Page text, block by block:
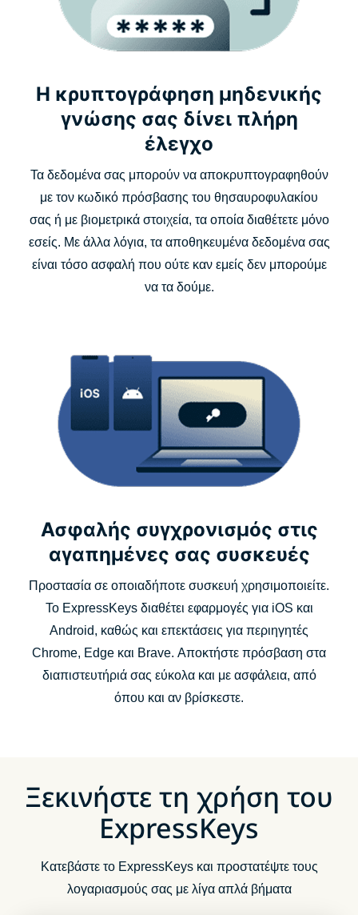
Η κρυπτογράφηση μηδενικής
γνώσης σας δίνει πλήρη
έλεγχο
Τα δεδομένα σας μπορούν να αποκρυπτογραφηθούν
με τον κωδικό πρόσβασης του θησαυροφυλακίου
σας ή με βιομετρικά στοιχεία, τα οποία διαθέτετε μόνο
εσείς. Με άλλα λόγια, τα αποθηκευμένα δεδομένα σας
είναι τόσο ασφαλή που ούτε καν εμείς δεν μπορούμε
να τα δούμε.
Ασφαλής συγχρονισμός στις
αγαπημένες σας συσκευές
Προστασία σε οποιαδήποτε συσκευή χρησιμοποιείτε.
Το ExpressKeys διαθέτει εφαρμογές για iOS και
Android, καθώς και επεκτάσεις για περιηγητές
Chrome, Edge και Brave. Αποκτήστε πρόσβαση στα
διαπιστευτήριά σας εύκολα και με ασφάλεια, από
όπου και αν βρίσκεστε.
Ξεκινήστε τη χρήση του
ExpressKeys
Κατεβάστε το ExpressKeys και προστατέψτε τους
λογαριασμούς σας με λίγα απλά βήματα